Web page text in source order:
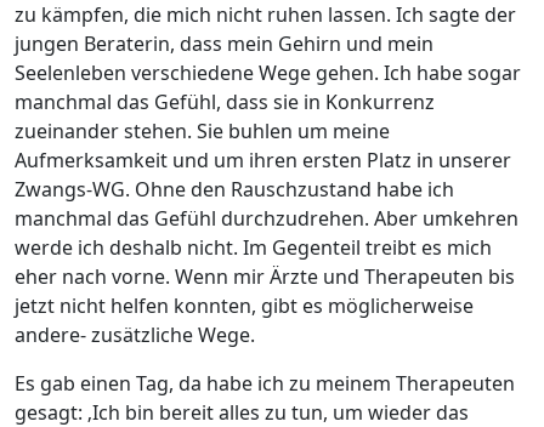
zu kämpfen, die mich nicht ruhen lassen. Ich sagte der
jungen Beraterin, dass mein Gehirn und mein
Seelenleben verschiedene Wege gehen. Ich habe sogar
manchmal das Gefühl, dass sie in Konkurrenz
zueinander stehen. Sie buhlen um meine
Aufmerksamkeit und um ihren ersten Platz in unserer
Zwangs-WG. Ohne den Rauschzustand habe ich
manchmal das Gefühl durchzudrehen. Aber umkehren
werde ich deshalb nicht. Im Gegenteil treibt es mich
eher nach vorne. Wenn mir Ärzte und Therapeuten bis
jetzt nicht helfen konnten, gibt es möglicherweise
andere- zusätzliche Wege.
Es gab einen Tag, da habe ich zu meinem Therapeuten
gesagt: ‚Ich bin bereit alles zu tun, um wieder das